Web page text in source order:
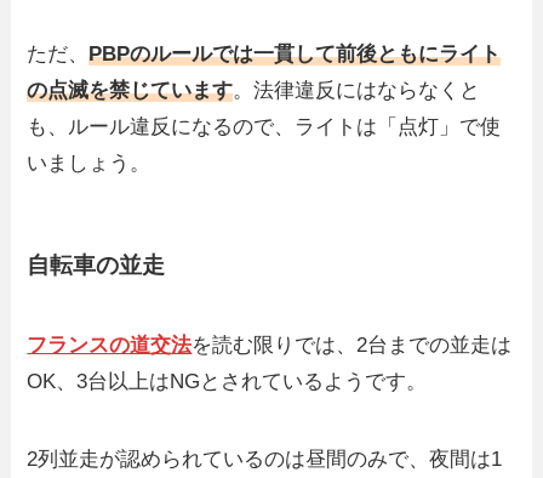
ただ、PBPのルールでは一貫して前後ともにライト
の点滅を禁じています。法律違反にはならなくと
も、ルール違反になるので、ライトは「点灯」で使
いましょう。
自転車の並走
フランスの道交法を読む限りでは、2台までの並走は
OK、3台以上はNGとされているようです。
2列並走が認められているのは昼間のみで、夜間は1